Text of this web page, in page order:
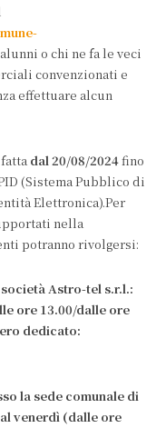
o chi ne fa le veci
convenzionati e
effettuare alcun
dal 20/08/2024fino
(Sistema Pubblico di
Elettronica).Per
nella
potranno rivolgersi:
Astro-tel s.r.l.:
ore 13.00/dalle ore
dedicato:
la sede comunale di
venerdì (dalle ore